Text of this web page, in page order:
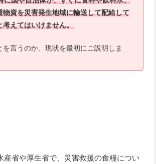
物資を災害発生地域に輸送して配給して
考えてはいけません。
を言うのか、現状を最初にご説明しま
産省や厚生省で、災害救援の食糧につい